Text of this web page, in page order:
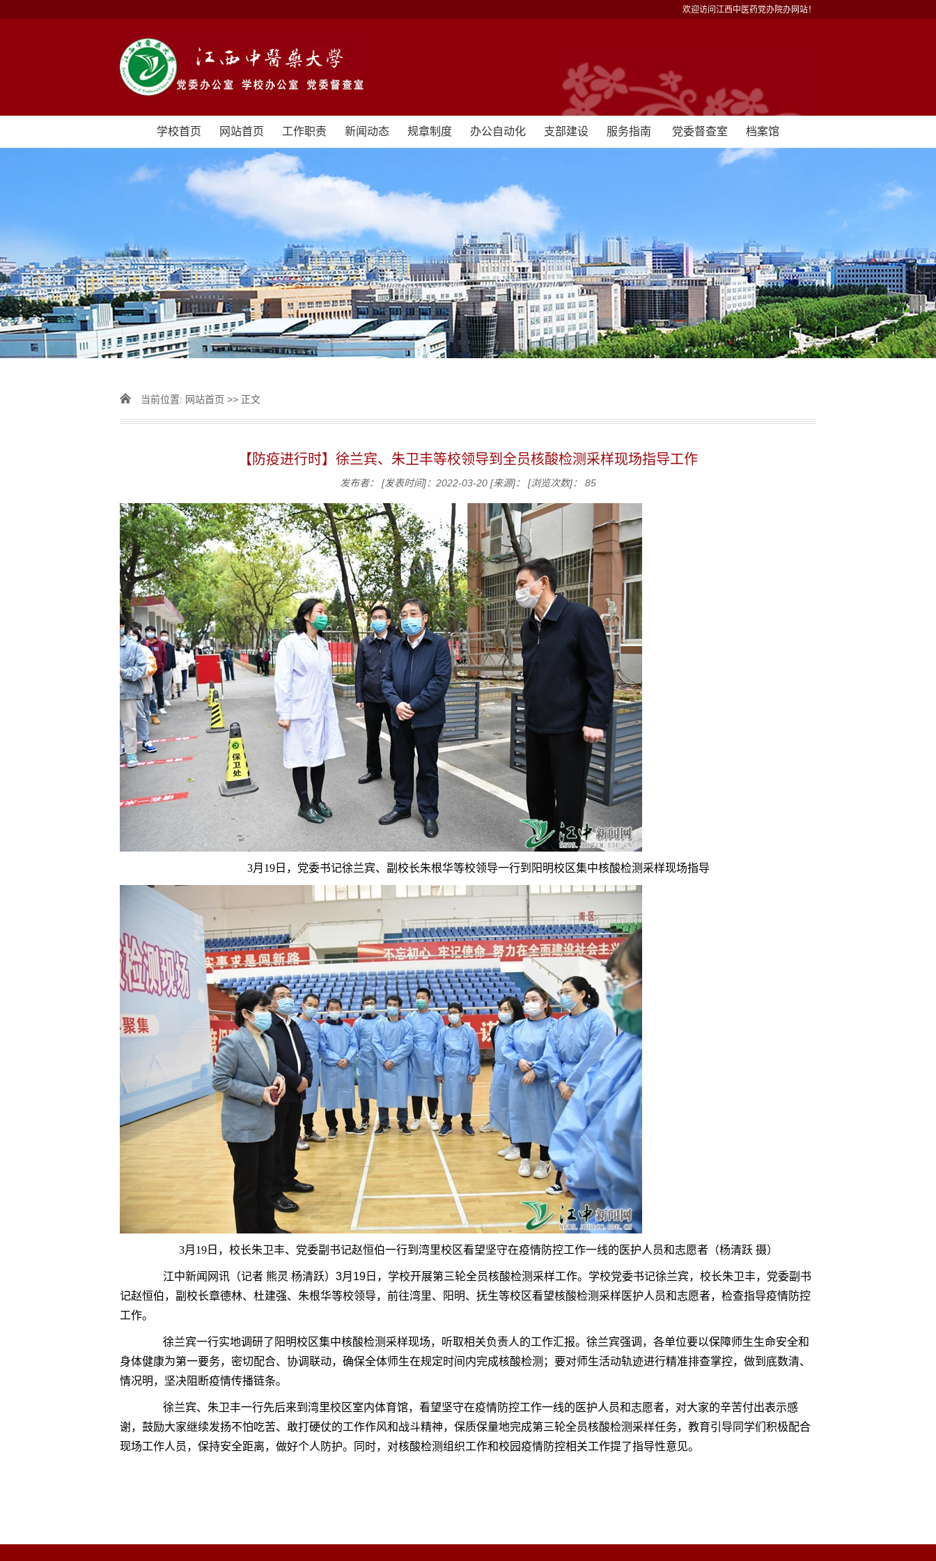
欢迎访问江西中医药党办院办网站！
学校首页 网站首页 工作职责 新闻动态 规章制度 办公自动化 支部建设 服务指南 党委督查室 档案馆
当前位置: 网站首页 >> 正文
【防疫进行时】徐兰宾、朱卫丰等校领导到全员核酸检测采样现场指导工作
发布者： [发表时间]：2022-03-20 [来源]： [浏览次数]： 85
3月19日，党委书记徐兰宾、副校长朱根华等校领导一行到阳明校区集中核酸检测采样现场指导
3月19日，校长朱卫丰、党委副书记赵恒伯一行到湾里校区看望坚守在疫情防控工作一线的医护人员和志愿者（杨清跃 摄）
江中新闻网讯（记者 熊灵 杨清跃）3月19日，学校开展第三轮全员核酸检测采样工作。学校党委书记徐兰宾，校长朱卫丰，党委副书
记赵恒伯，副校长章德林、杜建强、朱根华等校领导，前往湾里、阳明、抚生等校区看望核酸检测采样医护人员和志愿者，检查指导疫情防控
工作。
徐兰宾一行实地调研了阳明校区集中核酸检测采样现场，听取相关负责人的工作汇报。徐兰宾强调，各单位要以保障师生生命安全和
身体健康为第一要务，密切配合、协调联动，确保全体师生在规定时间内完成核酸检测；要对师生活动轨迹进行精准排查掌控，做到底数清、
情况明，坚决阻断疫情传播链条。
徐兰宾、朱卫丰一行先后来到湾里校区室内体育馆，看望坚守在疫情防控工作一线的医护人员和志愿者，对大家的辛苦付出表示感
谢，鼓励大家继续发扬不怕吃苦、敢打硬仗的工作作风和战斗精神，保质保量地完成第三轮全员核酸检测采样任务，教育引导同学们积极配合
现场工作人员，保持安全距离，做好个人防护。同时，对核酸检测组织工作和校园疫情防控相关工作提了指导性意见。